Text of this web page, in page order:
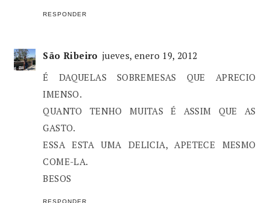
RESPONDER
São Ribeiro jueves, enero 19, 2012
É DAQUELAS SOBREMESAS QUE APRECIO
IMENSO.
QUANTO TENHO MUITAS É ASSIM QUE AS
GASTO.
ESSA ESTA UMA DELICIA, APETECE MESMO
COME-LA.
BESOS
RESPONDER